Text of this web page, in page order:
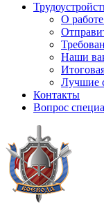
О
Наши
Лучшие
Контакты
Вопрос